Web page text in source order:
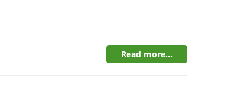
Read more...